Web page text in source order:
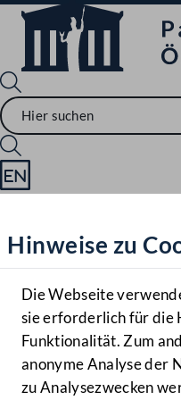
Hilfe
Benutzer
Navigationsmenü
MENÜ
Hinweise zu
Die Webseite
sie erforderlich für die
Funktionalität. Zum
anonyme Analyse der
zu Analysezwecken